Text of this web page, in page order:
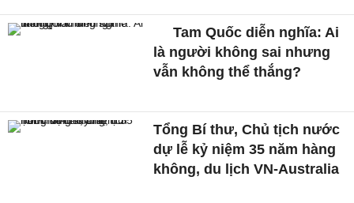
Tam Quốc diễn nghĩa: Ai
là người không sai nhưng
vẫn không thể thắng?
Tổng Bí thư, Chủ tịch nước
dự lễ kỷ niệm 35 năm hàng
không, du lịch VN-Australia